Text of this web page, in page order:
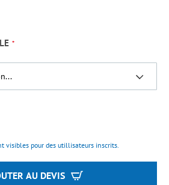
visibles pour des utillisateurs inscrits.
AU DEVIS